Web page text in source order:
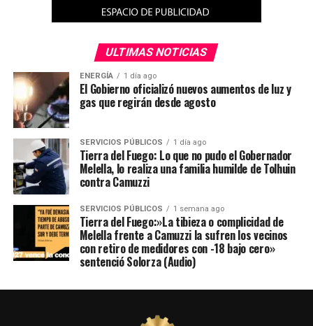
ULTIMAS NOTICIAS
ENERGÍA 1 día ago
El Gobierno oficializó nuevos aumentos de luz y
gas que regirán desde agosto
SERVICIOS PÚBLICOS 1 día ago
Tierra del Fuego: Lo que no pudo el Gobernador
Melella, lo realiza una familia humilde de Tolhuin
contra Camuzzi
SERVICIOS PÚBLICOS 1 semana ago
Tierra del Fuego:»La tibieza o complicidad de
Melella frente a Camuzzi la sufren los vecinos
con retiro de medidores con -18 bajo cero»
sentenció Solorza (Audio)